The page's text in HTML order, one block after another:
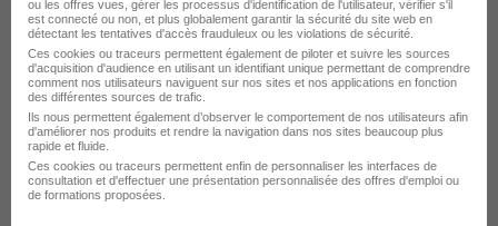
Emploi Chef de secteur commercial Saint-
Jacques-de-la-Lande
Emploi Commerce à Saint-Jacques-de-la-Lande
Emploi à Saint-Jacques-de-la-Lande
Entreprises qui recrutent à Saint-Jacques-de-la-Lande
ou les offres vues, gérer les processus d'identification de l'utilisateur, vérifier s'il
est connecté ou non, et plus globalement garantir la sécurité du site web en
détectant les tentatives d'accès frauduleux ou les violations de sécurité.
Ces cookies ou traceurs permettent également de piloter et suivre les sources
d'acquisition d'audience en utilisant un identifiant unique permettant de comprendre
comment nos utilisateurs naviguent sur nos sites et nos applications en fonction
des différentes sources de trafic.
Ils nous permettent également d’observer le comportement de nos utilisateurs afin
d'améliorer nos produits et rendre la navigation dans nos sites beaucoup plus
rapide et fluide.
Ces cookies ou traceurs permettent enfin de personnaliser les interfaces de
consultation et d'effectuer une présentation personnalisée des offres d'emploi ou
de formations proposées.